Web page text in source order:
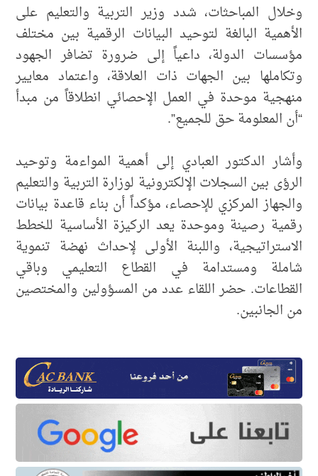
وخلال المباحثات، شدد وزير التربية والتعليم على
الأهمية البالغة لتوحيد البيانات الرقمية بين مختلف
مؤسسات الدولة، داعياً إلى ضرورة تضافر الجهود
وتكاملها بين الجهات ذات العلاقة، واعتماد معايير
منهجية موحدة في العمل الإحصائي انطلاقاً من مبدأ
“أن المعلومة حق للجميع”.
وأشار الدكتور العبادي إلى أهمية المواءمة وتوحيد
الرؤى بين السجلات الإلكترونية لوزارة التربية والتعليم
والجهاز المركزي للإحصاء، مؤكداً أن بناء قاعدة بيانات
رقمية رصينة وموحدة يعد الركيزة الأساسية للخطط
الاستراتيجية، واللبنة الأولى لإحداث نهضة تنموية
شاملة ومستدامة في القطاع التعليمي وباقي
القطاعات. حضر اللقاء عدد من المسؤولين والمختصين
من الجانبين.